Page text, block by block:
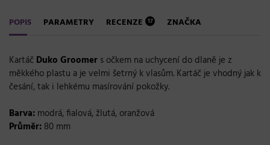
POPIS PARAMETRY RECENZE 17 ZNAČKA
Kartáč Duko Groomer s očkem na uchycení do dlaně je z
měkkého plastu a je velmi šetrný k vlasům. Kartáč je vhodný jak k
česání, tak i lehkému masírování pokožky.
Barva: modrá, fialová, žlutá, oranžová
Průměr: 80 mm